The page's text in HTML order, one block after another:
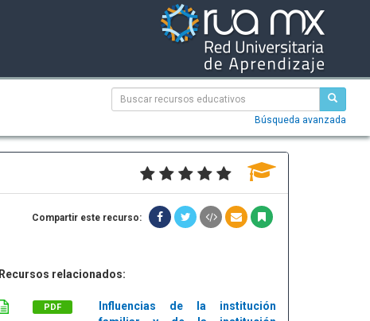
Búsqueda avanzada
Compartir este recurso:
Recursos relacionados:
PDF
Influencias de la institución